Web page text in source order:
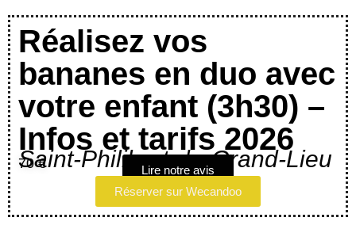
Réalisez vos
bananes en duo avec
votre enfant (3h30) –
Infos et tarifs 2026
Saint-Philibert-de-Grand-Lieu
70 €
Lire notre avis
Réserver sur Wecandoo